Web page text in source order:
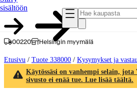
sisältöön
00220 Helsingin myymälä
Etusivu / Tuote 338000 / Kysymykset ja
Käytössäsi on vanhempi selain,
sivusto ei enää tue. Lue lisää täältä.